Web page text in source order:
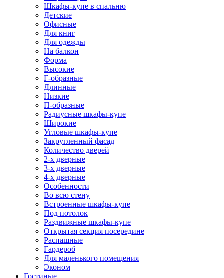
Шкафы-купе в спальню
Детские
Офисные
Для книг
Для одежды
На балкон
Форма
Высокие
Г-образные
Длинные
Низкие
П-образные
Радиусные шкафы-купе
Широкие
Угловые шкафы-купе
Закругленный фасад
Количество дверей
2-х дверные
3-х дверные
4-х дверные
Особенности
Во всю стену
Встроенные шкафы-купе
Под потолок
Раздвижные шкафы-купе
Открытая секция посередине
Распашные
Гардероб
Для маленького помещения
Эконом
Гостиные